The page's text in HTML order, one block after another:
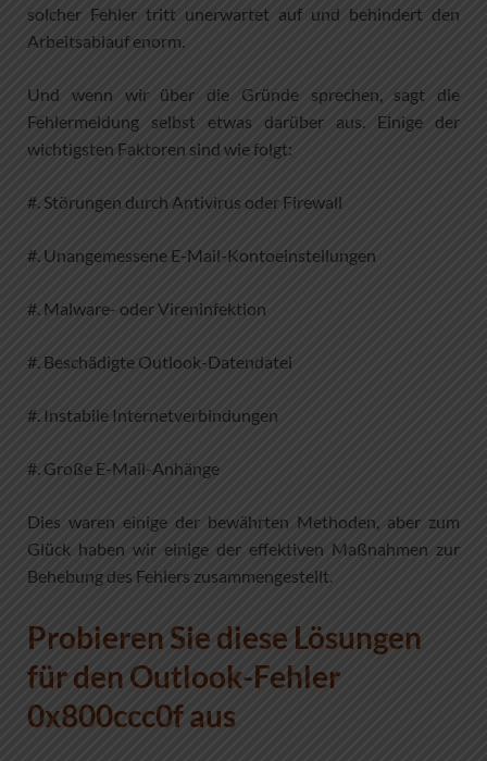
solcher Fehler tritt unerwartet auf und behindert den
Arbeitsablauf enorm.
Und wenn wir über die Gründe sprechen, sagt die
Fehlermeldung selbst etwas darüber aus. Einige der
wichtigsten Faktoren sind wie folgt:
#. Störungen durch Antivirus oder Firewall
#. Unangemessene E-Mail-Kontoeinstellungen
#. Malware- oder Vireninfektion
#. Beschädigte Outlook-Datendatei
#. Instabile Internetverbindungen
#. Große E-Mail-Anhänge
Dies waren einige der bewährten Methoden, aber zum
Glück haben wir einige der effektiven Maßnahmen zur
Behebung des Fehlers zusammengestellt.
Probieren Sie diese Lösungen
für den Outlook-Fehler
0x800ccc0f aus